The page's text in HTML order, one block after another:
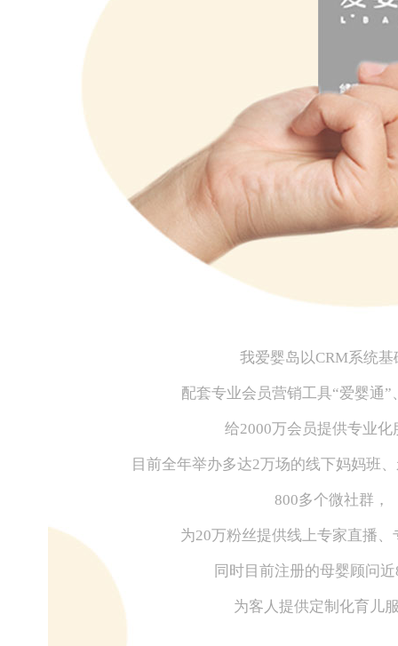
我爱婴岛以CRM系统基
配套专业会员营销工具“爱婴通”
给2000万会员提供专业化
目前全年举办多达2万场的线下妈妈班
800多个微社群，
为20万粉丝提供线上专家直播、
同时目前注册的母婴顾问
为客人提供定制化育儿